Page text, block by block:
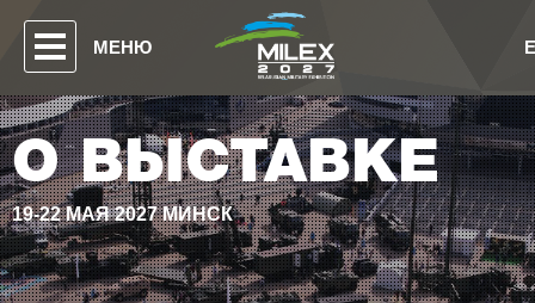
МЕНЮ
О ВЫСТАВКЕ
19-22 МАЯ 2027 МИНСК